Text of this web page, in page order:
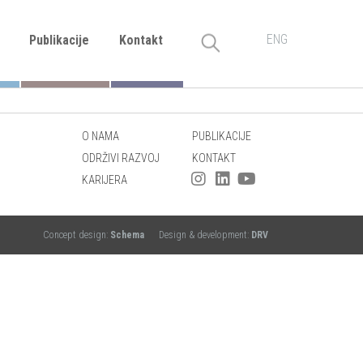
Publikacije Kontakt ENG
O NAMA
ODRŽIVI RAZVOJ
KARIJERA
PUBLIKACIJE
KONTAKT
Concept design: Schema Design & development: DRV